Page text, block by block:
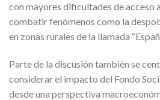
con mayores dificultades de acceso
combatir fenómenos como la
en zonas rurales de la llamada
Parte de la discusión también se
considerar el impacto del Fondo
desde una perspectiva